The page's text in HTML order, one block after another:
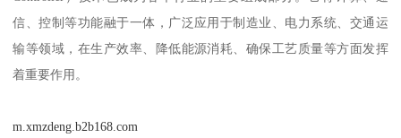
信、控制等功能融于一体，广泛应用于制造业、电力系统、交通运
输等领域，在生产效率、降低能源消耗、确保工艺质量等方面发挥
着重要作用。
m.xmzdeng.b2b168.com